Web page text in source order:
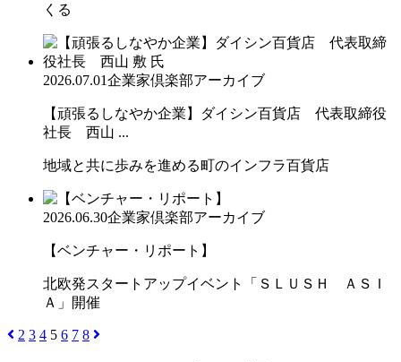
くる
2026.07.01企業家倶楽部アーカイブ
【頑張るしなやか企業】ダイシン百貨店 代表取締役
社長 西山 ...
地域と共に歩みを進める町のインフラ百貨店
2026.06.30企業家倶楽部アーカイブ
【ベンチャー・リポート】
北欧発スタートアップイベント「ＳＬＵＳＨ ＡＳＩ
Ａ」開催
2 3 4 5 6 7 8